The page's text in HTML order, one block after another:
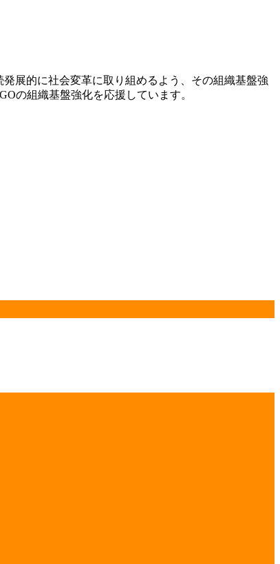
発展的に社会変革に取り組めるよう、その組織基盤強
の組織基盤強化を応援しています。